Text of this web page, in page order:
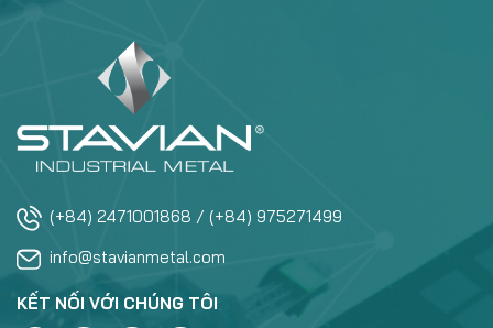
(+84) 2471001868 / (+84) 975271499
info@stavianmetal.com
KẾT NỐI VỚI CHÚNG TÔI